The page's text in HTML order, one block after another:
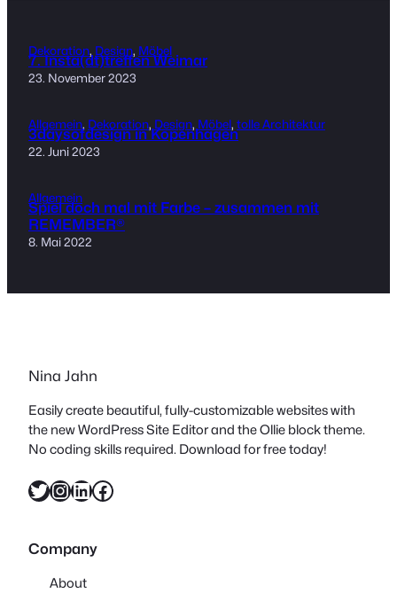
Dekoration, Design, Möbel
7. Insta(dt)treffen Weimar
23. November 2023
Allgemein, Dekoration, Design, Möbel, tolle Architektur
3daysofdesign in Kopenhagen
22. Juni 2023
Allgemein
Spiel doch mal mit Farbe – zusammen mit
REMEMBER®
8. Mai 2022
Nina Jahn
Easily create beautiful, fully-customizable websites with
the new WordPress Site Editor and the Ollie block theme.
No coding skills required. Download for free today!
Twitter InstagramLinkedIn Facebook
Company
About